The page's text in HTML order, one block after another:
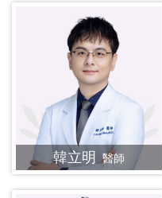
韓立明 醫師